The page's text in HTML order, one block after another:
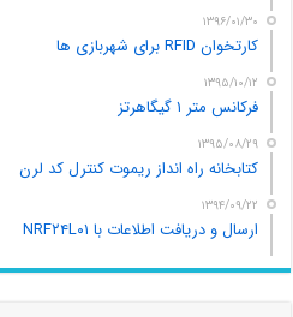
۱۳۹۶/۰۱/۳۰
کارتخوان RFID برای شهربازی ها
۱۳۹۵/۱۰/۱۲
فرکانس متر ۱ گیگاهرتز
۱۳۹۵/۰۸/۲۹
کتابخانه راه انداز ریموت کنترل کد لرن
۱۳۹۴/۰۹/۲۲
ارسال و دریافت اطلاعات با NRF۲۴L۰۱